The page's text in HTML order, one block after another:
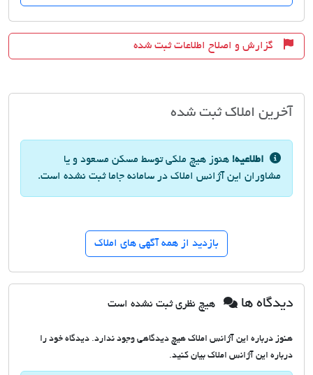
گزارش و اصلاح اطلاعات ثبت شده
آخرین املاک ثبت شده
اطلاعیه! هنوز هیچ ملکی توسط مسکن مسعود و یا
مشاوران این آژانس املاک در سامانه جاما ثبت نشده است.
بازدید از همه آگهی های املاک
دیدگاه ها هیچ نظری ثبت نشده است
هنوز درباره این آژانس املاک هیچ دیدگاهی وجود ندارد. دیدگاه خود را
درباره این آژانس املاک بیان کنید.